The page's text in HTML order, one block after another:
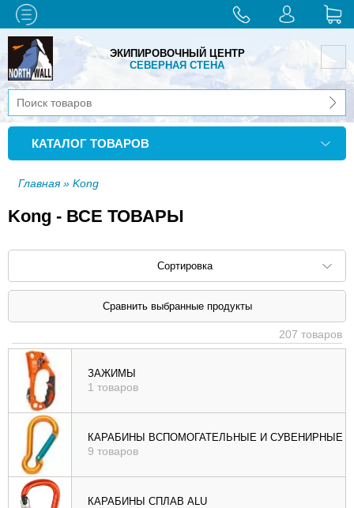
ЭКИПИРОВОЧНЫЙ ЦЕНТР
СЕВЕРНАЯ СТЕНА
КАТАЛОГ ТОВАРОВ
Главная» Kong
Kong - ВСЕ ТОВАРЫ
Сортировка
Сортировать по: наименованию (
убыв
возр
|
убыв
возр
|
207 товаров
ЗАЖИМЫ
1 товаров
КАРАБИНЫ ВСПОМОГАТЕЛЬНЫЕ И СУВЕНИРНЫЕ
9 товаров
КАРАБИНЫ СПЛАВ ALU